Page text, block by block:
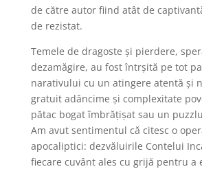
de către autor fiind atât de
de rezistat.
Temele de dragoste și pierdere,
dezamăgire, au fost întrșită pe tot
narativului cu un atingere atentă și
gratuit adâncime și complexitate
pătac bogat îmbrățișat sau un
Am avut sentimentul că citesc o
apocaliptici: dezvăluirile Contelui
fiecare cuvânt ales cu grijă pentru a